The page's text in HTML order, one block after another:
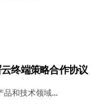
终端策略合作协议
品和技术领域…